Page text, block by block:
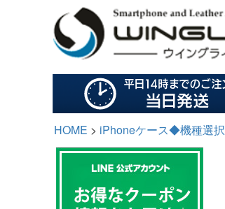
HOME iPhoneケース◆機種選択